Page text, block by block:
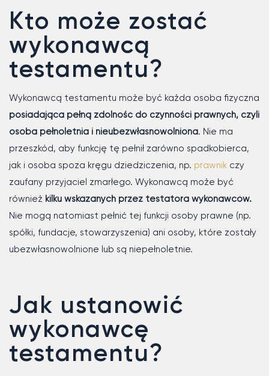
Kto może zostać
wykonawcą
testamentu?
Wykonawcą testamentu może być każda osoba fizyczna
posiadająca pełną zdolność do czynności prawnych, czyli
osoba pełnoletnia i nieubezwłasnowolniona. Nie ma
przeszkód, aby funkcję tę pełnił zarówno spadkobierca,
jak i osoba spoza kręgu dziedziczenia, np. prawnik czy
zaufany przyjaciel zmarłego. Wykonawcą może być
również kilku wskazanych przez testatora wykonawców.
Nie mogą natomiast pełnić tej funkcji osoby prawne (np.
spółki, fundacje, stowarzyszenia) ani osoby, które zostały
ubezwłasnowolnione lub są niepełnoletnie.
Jak ustanowić
wykonawcę
testamentu?